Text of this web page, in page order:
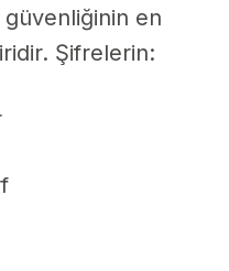
en
Şifrelerin: